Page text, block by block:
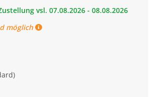
vsl. 07.08.2026 - 08.08.2026
möglich